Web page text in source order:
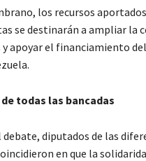
los recursos
se destinarán a ampliar la
apoyar el financiamiento del
todas las bancadas
debate, diputados de las
en que la